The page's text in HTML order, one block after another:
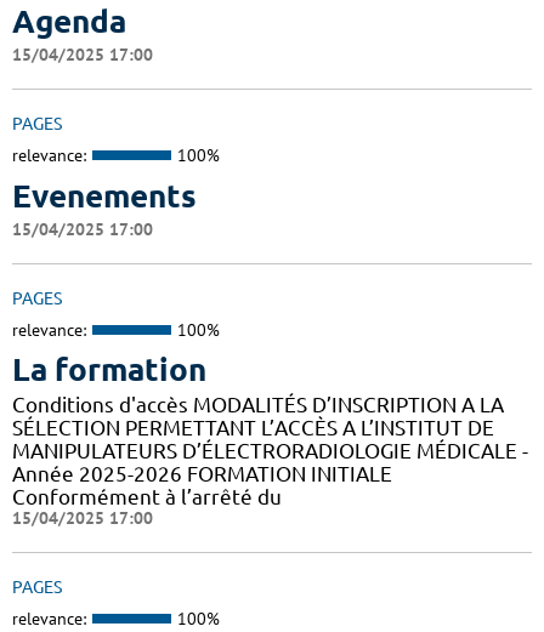
Agenda
15/04/2025 17:00
PAGES
relevance: 100%
Evenements
15/04/2025 17:00
PAGES
relevance: 100%
La formation
Conditions d'accès MODALITÉS D’INSCRIPTION A LA
SÉLECTION PERMETTANT L’ACCÈS A L’INSTITUT DE
MANIPULATEURS D’ÉLECTRORADIOLOGIE MÉDICALE -
Année 2025-2026 FORMATION INITIALE
Conformément à l’arrêté du
15/04/2025 17:00
PAGES
relevance: 100%